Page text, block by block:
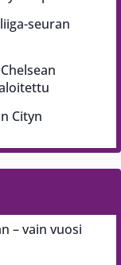
seuran
Cityn
– vain vuosi